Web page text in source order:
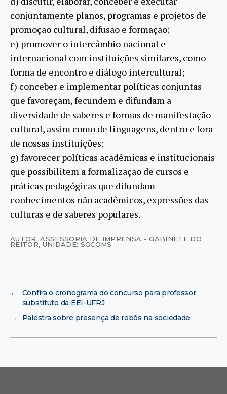
conjuntamente planos, programas e projetos de
promoção cultural, difusão e formação;
e) promover o intercâmbio nacional e
internacional com instituições similares, como
forma de encontro e diálogo intercultural;
f) conceber e implementar políticas conjuntas
que favoreçam, fecundem e difundam a
diversidade de saberes e formas de manifestação
cultural, assim como de linguagens, dentro e fora
de nossas instituições;
g) favorecer políticas acadêmicas e institucionais
que possibilitem a formalização de cursos e
práticas pedagógicas que difundam
conhecimentos não acadêmicos, expressões das
culturas e de saberes populares.
AUTOR: ASSESSORIA DE IMPRENSA - GABINETE DO
REITOR, UNIDADE: SGCOMS
←
Confira o cronograma do concurso para professor
substituto da EEI-UFRJ
→
Palestra sobre presença de robôs na sociedade